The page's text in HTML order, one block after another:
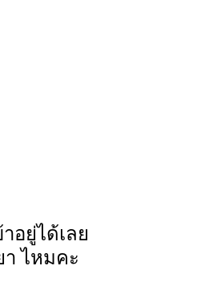
อยู่ได้เลย
ไหมคะ